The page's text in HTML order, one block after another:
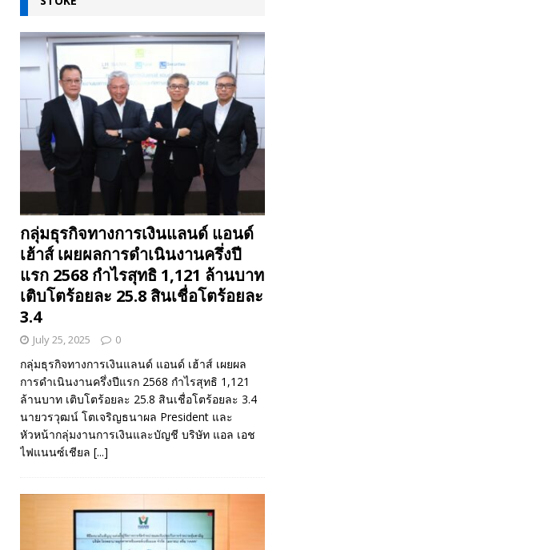
กลุ่มธุรกิจทางการเงินแลนด์ แอนด์
เฮ้าส์ เผยผลการดำเนินงานครึ่งปี
แรก 2568 กำไรสุทธิ 1,121 ล้านบาท
เติบโตร้อยละ 25.8 สินเชื่อโตร้อยละ
3.4
July 25, 2025 0
กลุ่มธุรกิจทางการเงินแลนด์ แอนด์ เฮ้าส์ เผยผล
การดำเนินงานครึ่งปีแรก 2568 กำไรสุทธิ 1,121
ล้านบาท เติบโตร้อยละ 25.8 สินเชื่อโตร้อยละ 3.4
นายวรวุฒน์ โตเจริญธนาผล President และ
หัวหน้ากลุ่มงานการเงินและบัญชี บริษัท แอล เอช
ไฟแนนซ์เชียล [...]